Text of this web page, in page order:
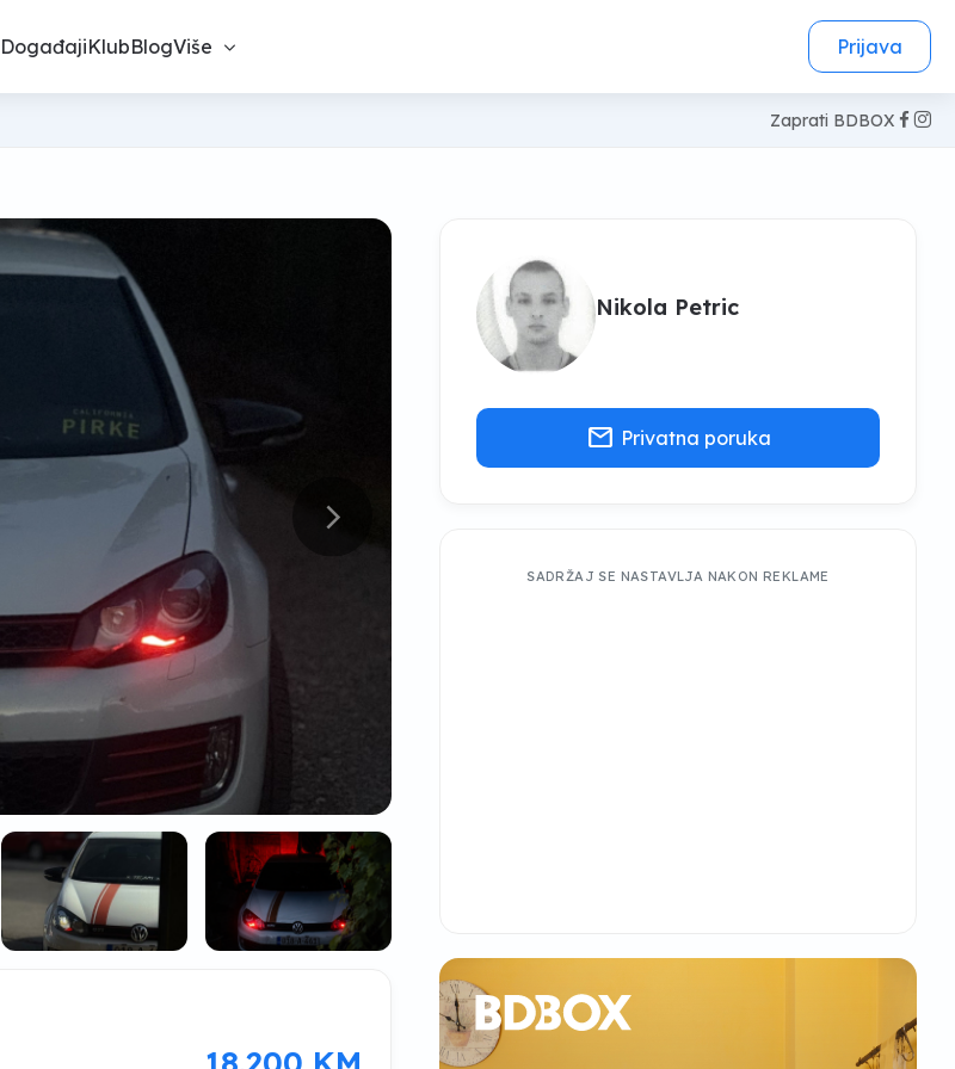
DogađajiKlubBlogViše Prijava
Zaprati BDBOX
Nikola Petric
mail Privatna poruka
SADRŽAJ SE NASTAVLJA NAKON REKLAME